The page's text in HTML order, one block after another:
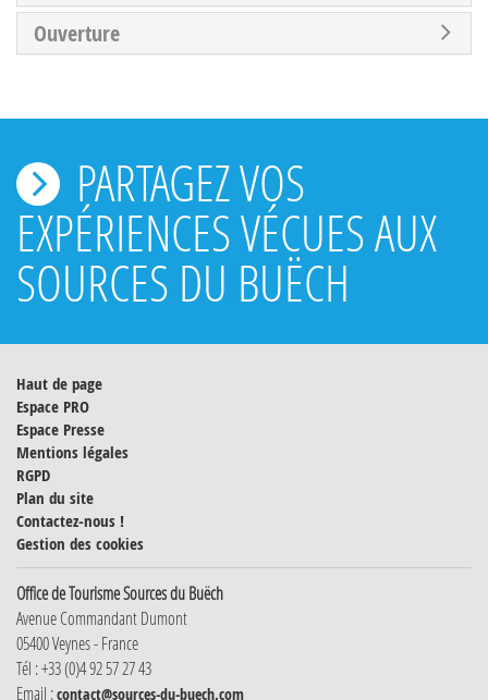
Ouverture
PARTAGEZ VOS
EXPÉRIENCES VÉCUES AUX
SOURCES DU BUËCH
Haut de page
Espace PRO
Espace Presse
Mentions légales
RGPD
Plan du site
Contactez-nous !
Gestion des cookies
Office de Tourisme Sources du Buëch
Avenue Commandant Dumont
05400 Veynes - France
Tél : +33 (0)4 92 57 27 43
Email :contact@sources-du-buech.com